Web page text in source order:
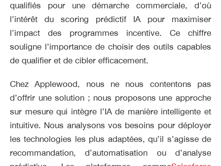
qualifiés pour une démarche commerciale, d’où
l’intérêt du scoring prédictif IA pour maximiser
l’impact des programmes incentive. Ce chiffre
souligne l’importance de choisir des outils capables
de qualifier et de cibler efficacement.
Chez Applewood, nous ne nous contentons pas
d’offrir une solution ; nous proposons une approche
sur mesure qui intègre l’IA de manière intelligente et
intuitive. Nous analysons vos besoins pour déployer
les technologies les plus adaptées, qu’il s’agisse de
recommandation, d’automatisation ou d’analyse